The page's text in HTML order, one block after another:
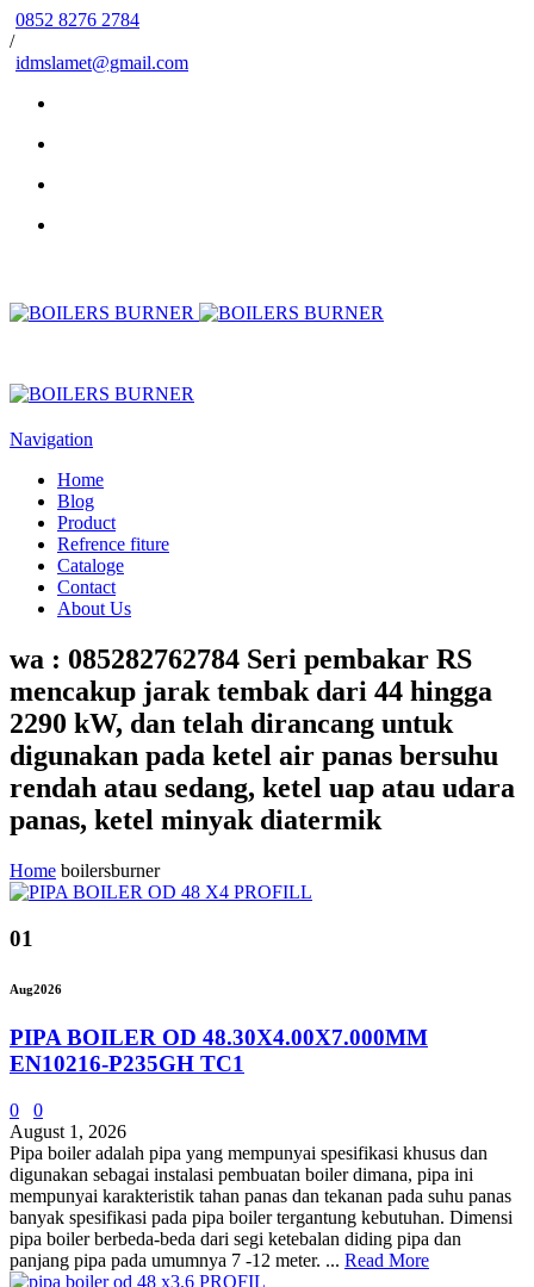
0852 8276 2784
/
idmslamet@gmail.com
Navigation
Home
Blog
Product
Refrence fiture
Cataloge
Contact
About Us
wa : 085282762784 Seri pembakar RS
mencakup jarak tembak dari 44 hingga
2290 kW, dan telah dirancang untuk
digunakan pada ketel air panas bersuhu
rendah atau sedang, ketel uap atau udara
panas, ketel minyak diatermik
Home boilersburner
01
Aug2026
PIPA BOILER OD 48.30X4.00X7.000MM
EN10216-P235GH TC1
0
0
August 1, 2026
Pipa boiler adalah pipa yang mempunyai spesifikasi khusus dan
digunakan sebagai instalasi pembuatan boiler dimana, pipa ini
mempunyai karakteristik tahan panas dan tekanan pada suhu panas
banyak spesifikasi pada pipa boiler tergantung kebutuhan. Dimensi
pipa boiler berbeda-beda dari segi ketebalan diding pipa dan
panjang pipa pada umumnya 7 -12 meter. ... Read More